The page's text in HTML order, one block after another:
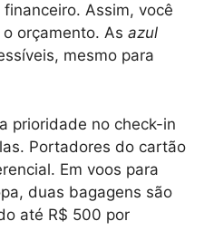
Assim, você
orçamento. As azul
mesmo para
prioridade no check-in
Portadores do cartão
Em voos para
duas bagagens são
até R$ 500 por